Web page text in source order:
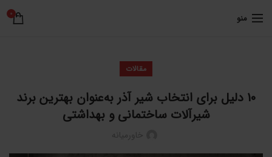
منو 0
مقالات
10 دلیل برای انتخاب شیر آذر به‌عنوان بهترین برند
شیرآلات ساختمانی و بهداشتی